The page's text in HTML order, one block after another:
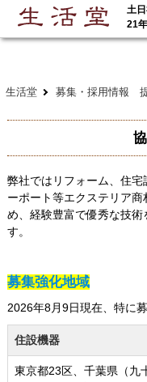
ご利用 288万･工事実績
土
21
生活堂 募集・採用情報
弊社ではリフォーム、住
ーポート等エクステリア
め、経験豊富で優秀な技
す。
募集強化地域
2026年8月9日現在、特に
住設機器
東京都23区、千葉県（九